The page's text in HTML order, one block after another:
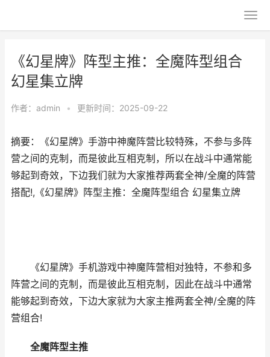
《幻星牌》阵型主推：全魔阵型组合
幻星集立牌
作者： admin • 更新时间：2025-09-22
摘要：《幻星牌》手游中神魔阵营比较特殊，不参与多阵
营之间的克制，而是彼此互相克制，所以在战斗中通常能
够起到奇效，下边我们就为大家推荐两套全神/全魔的阵营
搭配!,《幻星牌》阵型主推：全魔阵型组合 幻星集立牌
《幻星牌》手机游戏中神魔阵营相对独特，不参和多
阵营之间的克制，而是彼此互相克制，因此在战斗中通常
能够起到奇效，下边大家就为大家主推两套全神/全魔的阵
营组合!
全魔阵型主推